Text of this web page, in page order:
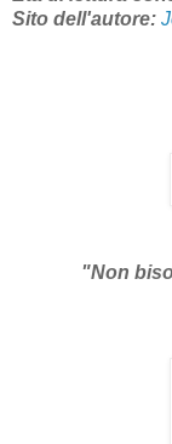
Sito dell'autore:
"Non